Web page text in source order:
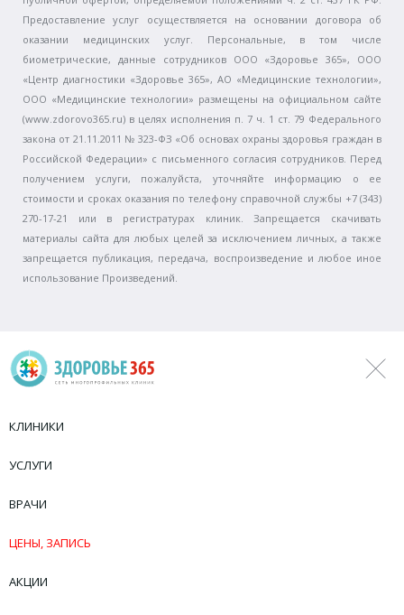
Предоставление услуг осуществляется на основании договора об
оказании медицинских услуг. Персональные, в том числе
биометрические, данные сотрудников ООО «Здоровье 365», ООО
«Центр диагностики «Здоровье 365», АО «Медицинские технологии»,
ООО «Медицинские технологии» размещены на официальном сайте
(www.zdorovo365.ru) в целях исполнения п. 7 ч. 1 ст. 79 Федерального
закона от 21.11.2011 № 323-ФЗ «Об основах охраны здоровья граждан в
Российской Федерации» с письменного согласия сотрудников. Перед
получением услуги, пожалуйста, уточняйте информацию о ее
стоимости и сроках оказания по телефону справочной службы +7 (343)
270-17-21 или в регистратурах клиник. Запрещается скачивать
материалы сайта для любых целей за исключением личных, а также
запрещается публикация, передача, воспроизведение и любое иное
использование Произведений.
КЛИНИКИ
УСЛУГИ
ВРАЧИ
ЦЕНЫ, ЗАПИСЬ
АКЦИИ